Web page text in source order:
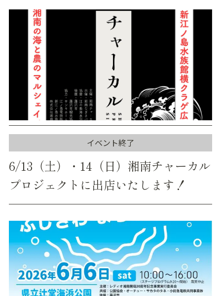
イベント終了
6/13（土）・14（日）湘南チャーカル
プロジェクトに出店いたします！